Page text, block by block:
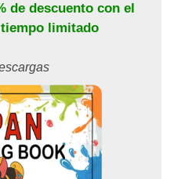
de descuento con el
limitado